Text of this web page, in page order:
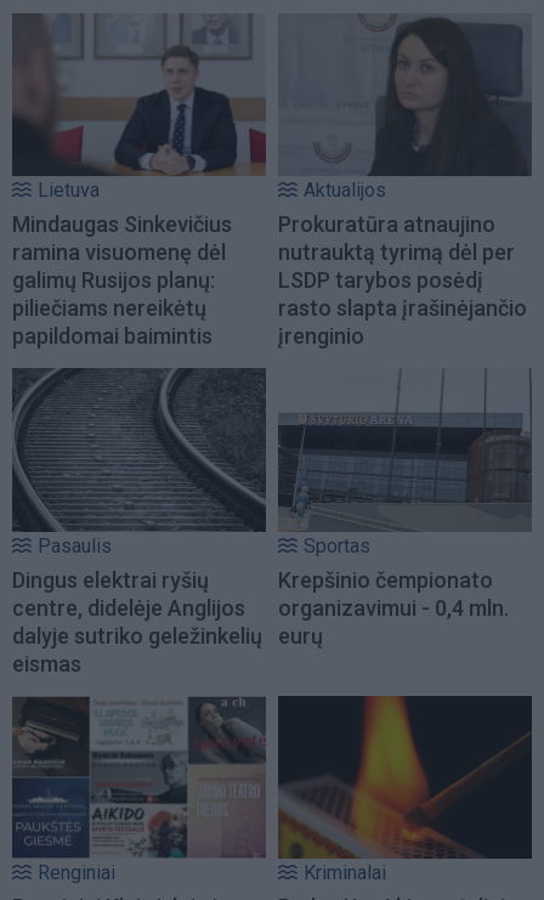
Lietuva
Mindaugas Sinkevičius
ramina visuomenę dėl
galimų Rusijos planų:
piliečiams nereikėtų
papildomai baimintis
Aktualijos
Prokuratūra atnaujino
nutrauktą tyrimą dėl per
LSDP tarybos posėdį
rasto slapta įrašinėjančio
įrenginio
Pasaulis
Dingus elektrai ryšių
centre, didelėje Anglijos
dalyje sutriko geležinkelių
eismas
Sportas
Krepšinio čempionato
organizavimui - 0,4 mln.
eurų
Renginiai Kriminalai